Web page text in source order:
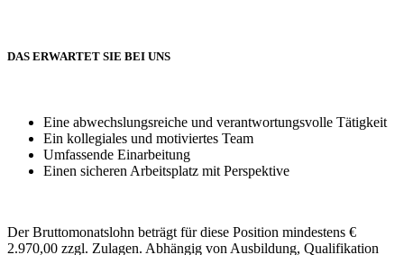
DAS ERWARTET SIE BEI UNS
Eine abwechslungsreiche und verantwortungsvolle Tätigkeit
Ein kollegiales und motiviertes Team
Umfassende Einarbeitung
Einen sicheren Arbeitsplatz mit Perspektive
Der Bruttomonatslohn beträgt für diese Position mindestens €
2.970,00 zzgl. Zulagen. Abhängig von Ausbildung, Qualifikation